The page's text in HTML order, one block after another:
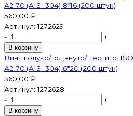
А2-70 (AISI 304) 8*16 (200 штук)
560,00 ₽
Артикул:1272629
-
+
В корзину
Винт полукр/гол,внутр/шестигр.
А2-70 (AISI 304) 6*20 (200 штук)
360,00 ₽
Артикул:1272628
-
+
В корзину